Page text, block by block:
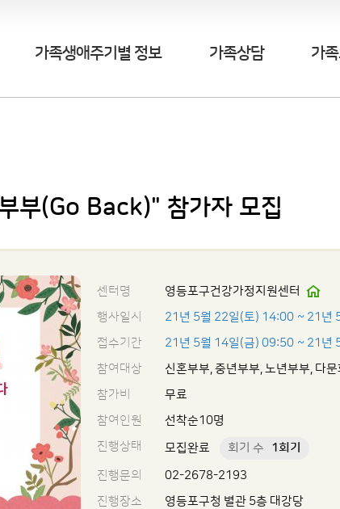
가족생애주기별 정보 가족상담 가
부(Go Back)" 참가자 모집
센터명
영등포구건강가정지원센터
행사일시
21년 5월 22일(토) 14:00 ~ 21년
접수기간
21년 5월 14일(금) 09:50 ~ 21년
참여대상
신혼부부, 중년부부, 노년부부, 다
참가비
무료
참여인원
선착순10명
진행상태
모집완료 회기 수
1회기
진행문의
02-2678-2193
진행장소
영등포구청 별관 5층 대강당